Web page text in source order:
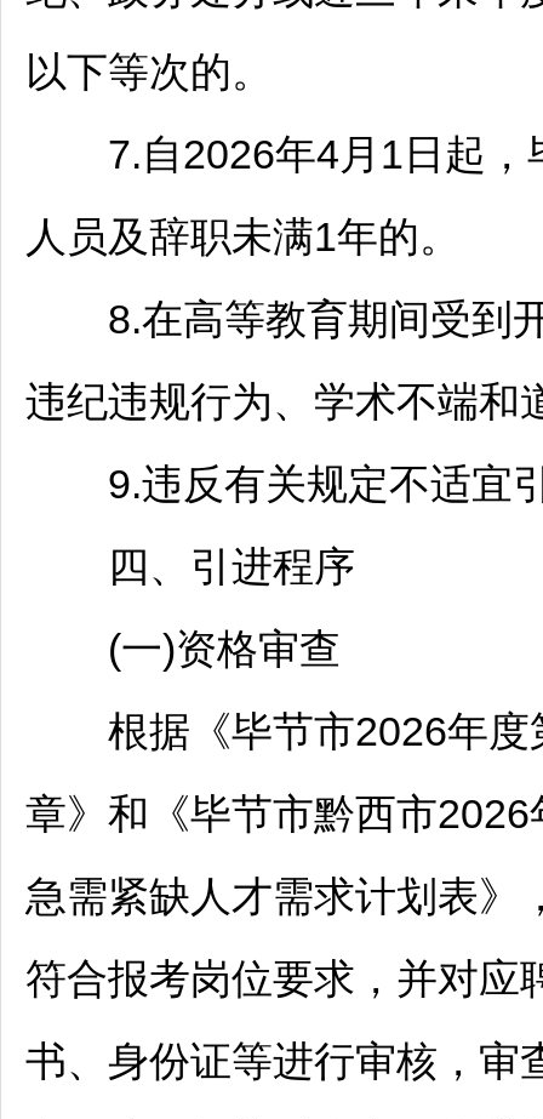
以下等次的。
7.自2026年4月1日起，
人员及辞职未满1年的。
8.在高等教育期间受到开
违纪违规行为、学术不端和
9.违反有关规定不适宜
四、引进程序
(一)资格审查
根据《毕节市2026年度
章》和《毕节市黔西市2026
急需紧缺人才需求计划表》
符合报考岗位要求，并对应
书、身份证等进行审核，审